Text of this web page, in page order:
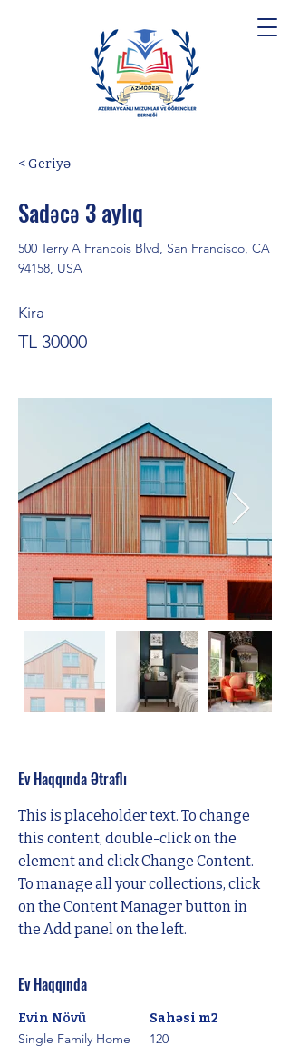
< Geriyə
Sadəcə 3 aylıq
500 Terry A Francois Blvd, San Francisco, CA
94158, USA
Kira
TL 30000
Ev Haqqında Ətraflı
This is placeholder text. To change
this content, double-click on the
element and click Change Content.
To manage all your collections, click
on the Content Manager button in
the Add panel on the left.
Ev Haqqında
Evin Növü
Single Family Home
Sahəsi m2
120